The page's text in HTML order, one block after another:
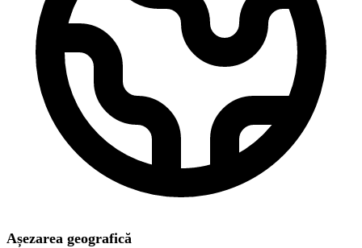
Așezarea geografică